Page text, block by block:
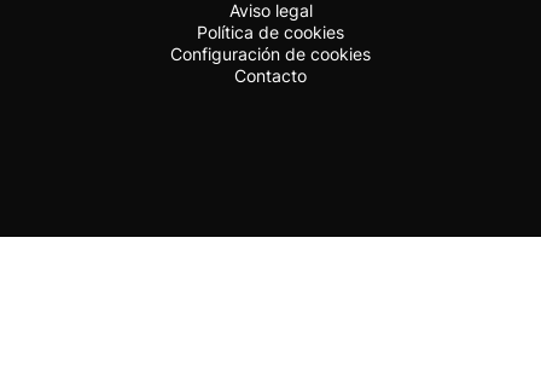
Aviso legal
Política de cookies
Configuración de cookies
Contacto